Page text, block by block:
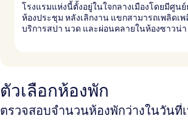
โรงแรมแห่งนี้ตั้งอยู่ในใจกลางเมืองโดยมีศูน
ห้องประชุม หลังเลิกงาน แขกสามารถเพลิดเ
บริการสปา นวด และผ่อนคลายในห้องซาวน่า
ตัวเลือกห้องพัก
ตรวจสอบจำนวนห้องพักว่างในวันที่